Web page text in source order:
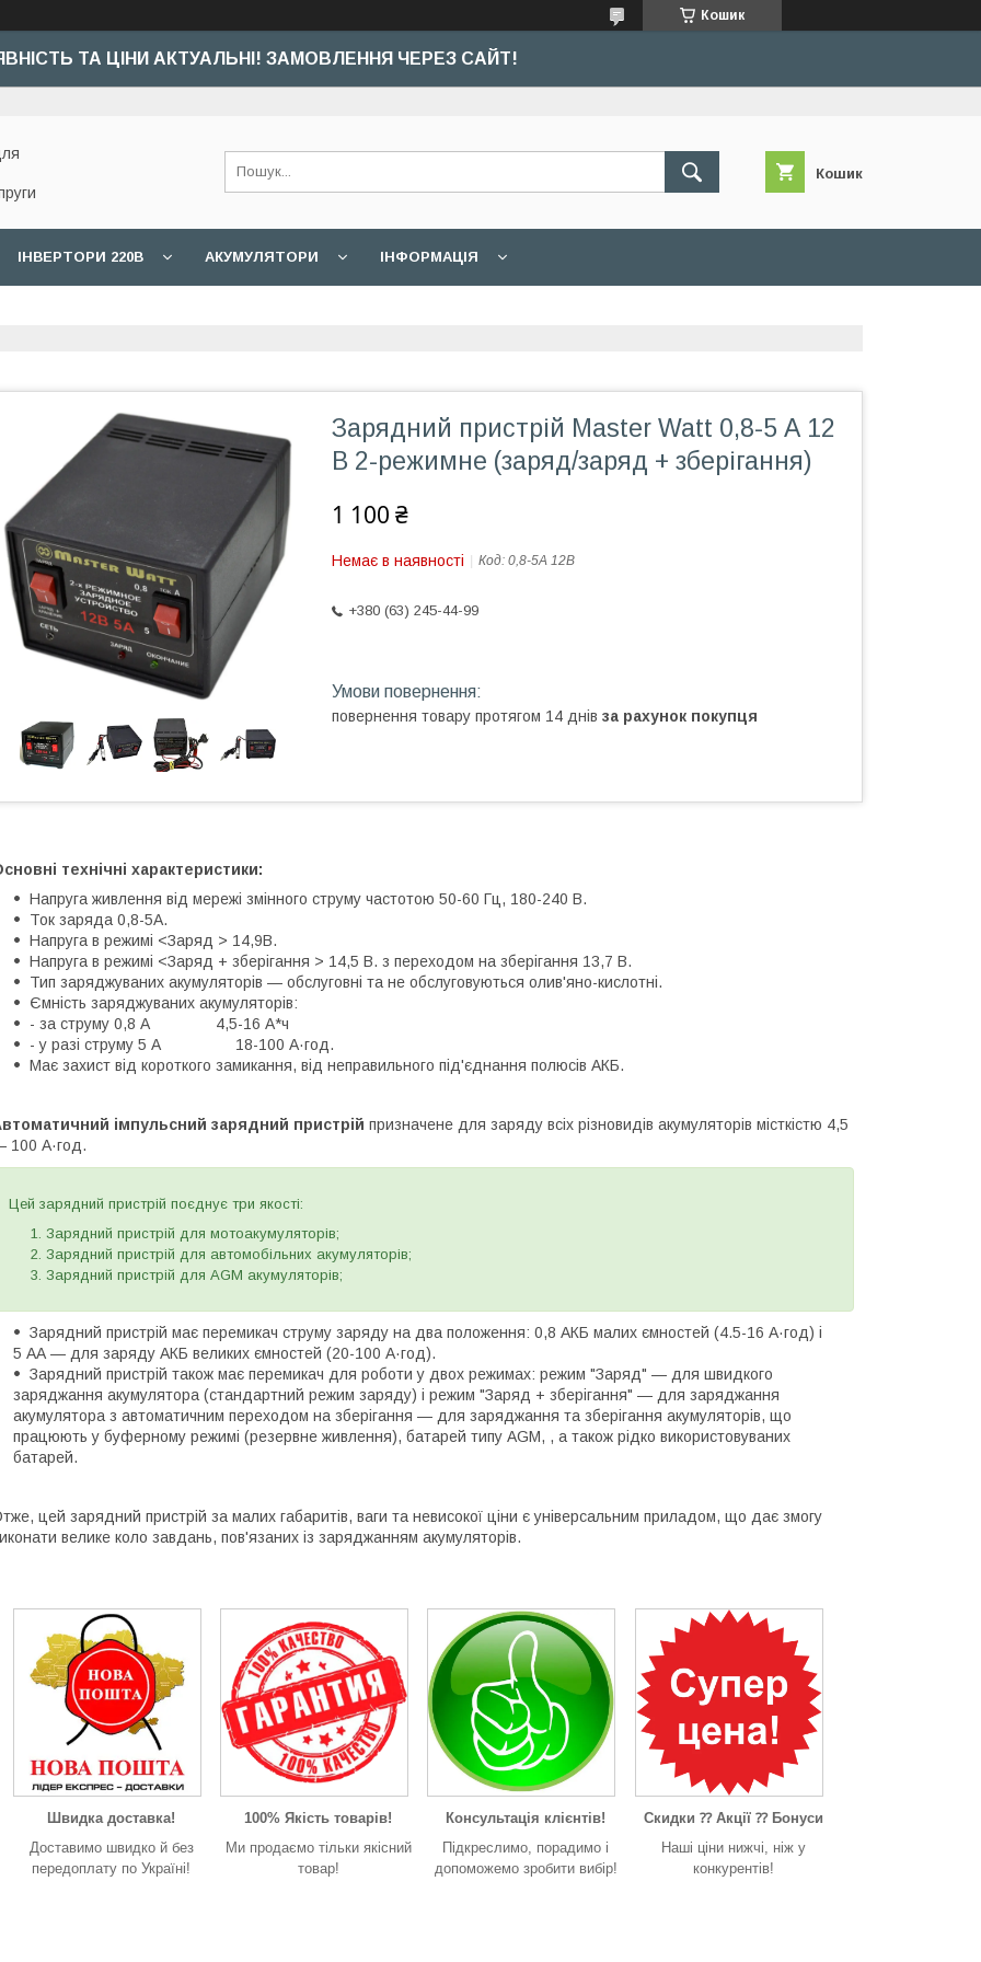
Кошик
ТА ЦІНИ АКТУАЛЬНІ! ЗАМОВЛЕННЯ ЧЕРЕЗ САЙТ!
Кошик
ІНВЕРТОРИ 220В АКУМУЛЯТОРИ ІНФОРМАЦІЯ
Зарядний пристрій Master Watt 0,8-5 А 12
В 2-режимне (заряд/заряд + зберігання)
1 100 ₴
Немає в наявності Код: 0,8-5А 12В
+380 (63) 245-44-99
повернення товару протягом 14 днів за рахунок покупця
технічні характеристики:
Напруга живлення від мережі змінного струму частотою 50-60 Гц, 180-240 В.
Ток заряда 0,8-5А.
Напруга в режимі <Заряд > 14,9В.
Напруга в режимі <Заряд + зберігання > 14,5 В. з переходом на зберігання 13,7 В.
Тип заряджуваних акумуляторів — обслуговні та не обслуговуються олив'яно-кислотні.
Ємність заряджуваних акумуляторів:
- за струму 0,8 А 4,5-16 А*ч
- у разі струму 5 А 18-100 А·год.
Має захист від короткого замикання, від неправильного під'єднання полюсів АКБ.
імпульсний зарядний пристрій призначене для заряду всіх різновидів акумуляторів місткістю 4,5
100 А·год.
Цей зарядний пристрій поєднує три якості:
Зарядний пристрій для мотоакумуляторів;
Зарядний пристрій для автомобільних акумуляторів;
Зарядний пристрій для AGM акумуляторів;
Зарядний пристрій має перемикач струму заряду на два положення: 0,8 АКБ малих ємностей (4.5-16 А·год) і
5 АА — для заряду АКБ великих ємностей (20-100 А·год).
Зарядний пристрій також має перемикач для роботи у двох режимах: режим "Заряд" — для швидкого
заряджання акумулятора (стандартний режим заряду) і режим "Заряд + зберігання" — для заряджання
акумулятора з автоматичним переходом на зберігання — для заряджання та зберігання акумуляторів, що
працюють у буферному режимі (резервне живлення), батарей типу AGM, , а також рідко використовуваних
батарей.
цей зарядний пристрій за малих габаритів, ваги та невисокої ціни є універсальним приладом, що дає змогу
велике коло завдань, пов'язаних із заряджанням акумуляторів.
Швидка доставка!
Доставимо швидко й без
передоплату по Україні!
100% Якість товарів!
Ми продаємо тільки якісний
товар!
Консультація клієнтів!
Підкреслимо, порадимо і
допоможемо зробити вибір!
Скидки ⁇ Акції ⁇ Бонуси
Наші ціни нижчі, ніж у
конкурентів!